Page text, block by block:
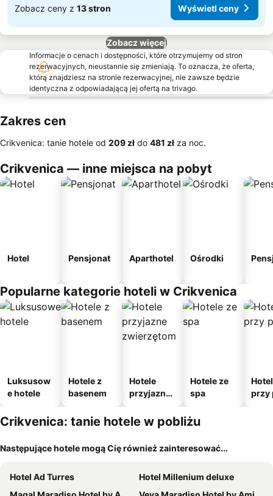
Zobacz ceny z 13 stron Wyświetl ceny
Zobacz więcej
Informacje o cenach i dostępności, które otrzymujemy od stron
rezerwacyjnych, nieustannie się zmieniają. To oznacza, że oferta,
którą znajdziesz na stronie rezerwacyjnej, nie zawsze będzie
identyczna z odpowiadającą jej ofertą na trivago.
Zakres cen
Crikvenica: tanie hotele od ‎209 zł do ‎481 zł za noc.
Crikvenica — inne miejsca na pobyt
Hotel Pensjonat Aparthotel Ośrodki
Popularne kategorie hoteli w Crikvenica
Luksusow
e hotele
Hotele z
basenem
Hotele
przyjazne
m
Hotele ze
spa
przy
Crikvenica: tanie hotele w pobliżu
Następujące hotele mogą Cię również zainteresować...
Hotel Ad Turres
Hotel Millenium deluxe